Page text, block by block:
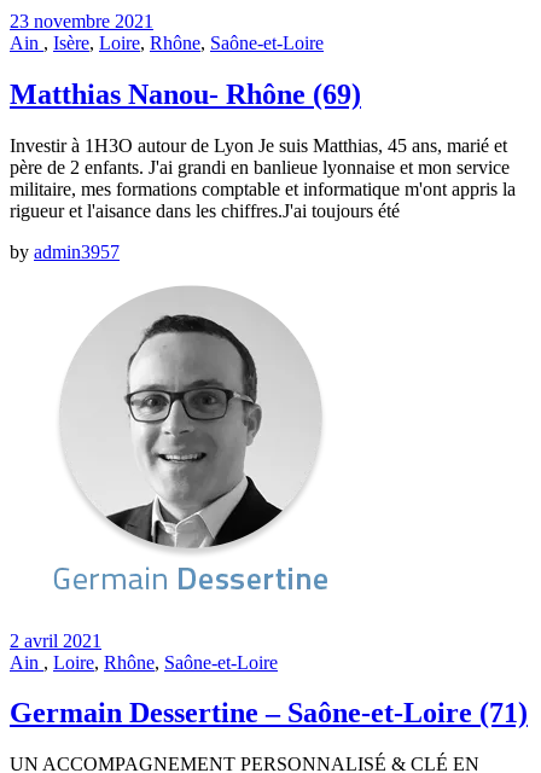
23 novembre 2021
Ain , Isère, Loire, Rhône, Saône-et-Loire
Matthias Nanou- Rhône (69)
Investir à 1H3O autour de Lyon Je suis Matthias, 45 ans, marié et
père de 2 enfants. J'ai grandi en banlieue lyonnaise et mon service
militaire, mes formations comptable et informatique m'ont appris la
rigueur et l'aisance dans les chiffres.J'ai toujours été
by admin3957
2 avril 2021
Ain , Loire, Rhône, Saône-et-Loire
Germain Dessertine – Saône-et-Loire (71)
UN ACCOMPAGNEMENT PERSONNALISÉ & CLÉ EN